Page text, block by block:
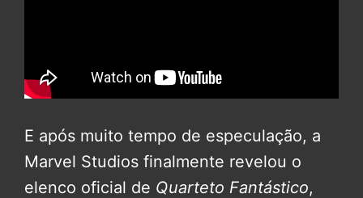
E após muito tempo de especulação, a
Marvel Studios finalmente revelou o
elenco oficial de Quarteto Fantástico,